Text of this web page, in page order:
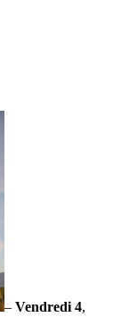
– Vendredi 4,